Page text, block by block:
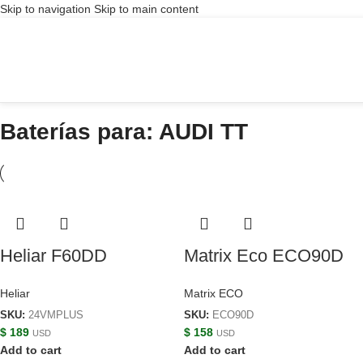
Skip to navigation Skip to main content
Baterías para: AUDI TT
Heliar F60DD
Heliar
SKU: 24VMPLUS
$ 189 USD
Add to cart
Matrix Eco ECO90D
Matrix ECO
SKU: ECO90D
$ 158 USD
Add to cart